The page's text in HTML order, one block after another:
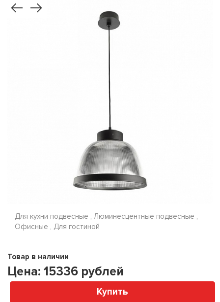
Для кухни подвесные , Люминесцентные подвесные ,
Офисные , Для гостиной
Товар в наличии
Цена: 15336 рублей
Купить